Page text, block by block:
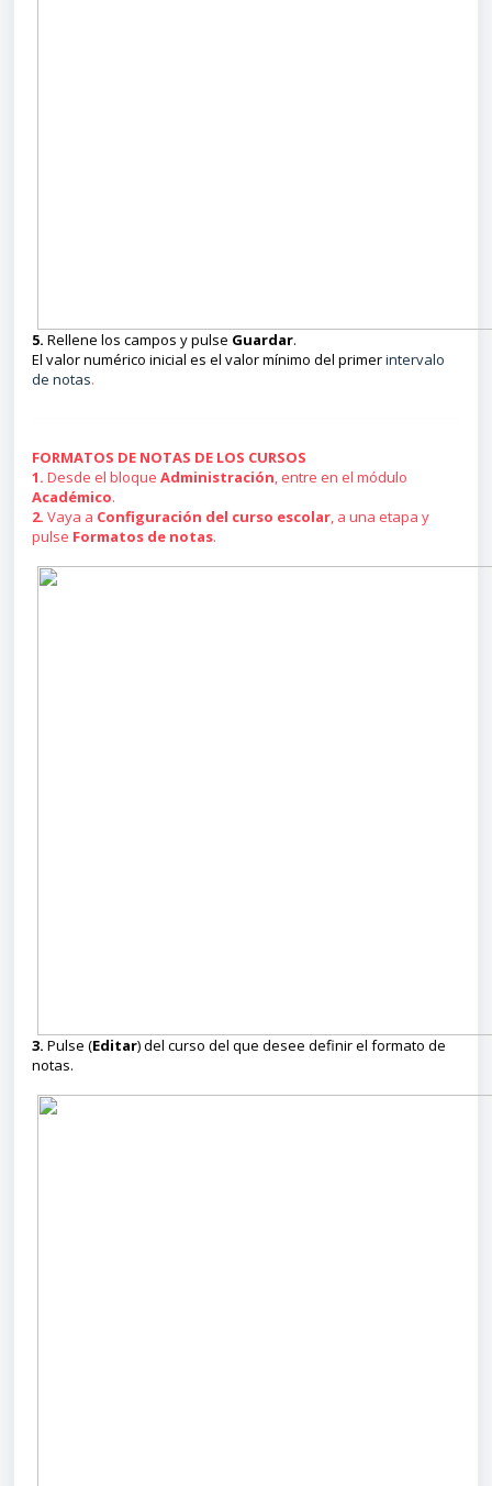
5. Rellene los campos y pulse Guardar.
El valor numérico inicial es el valor mínimo del primerintervalo
de notas.
FORMATOS DE NOTAS DE LOS CURSOS
1. Desde el bloque Administración, entre en el módulo
Académico.
2. Vaya a Configuración del curso escolar, a una etapa y
pulse Formatos de notas.
3. Pulse (Editar) del curso del que desee definir el formato de
notas.